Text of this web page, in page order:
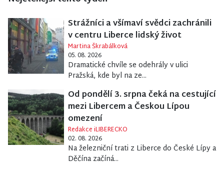
Strážníci a všímaví svědci zachránili
v centru Liberce lidský život
Martina Škrabálková
05. 08. 2026
Dramatické chvíle se odehrály v ulici
Pražská, kde byl na ze...
Od pondělí 3. srpna čeká na cestující
mezi Libercem a Českou Lípou
omezení
Redakce iLIBERECKO
02. 08. 2026
Na železniční trati z Liberce do České Lípy a
Děčína začíná...